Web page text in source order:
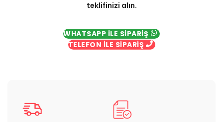
teklifinizi alın.
WHATSAPP İLE SİPARİŞ
TELEFON İLE SİPARİŞ